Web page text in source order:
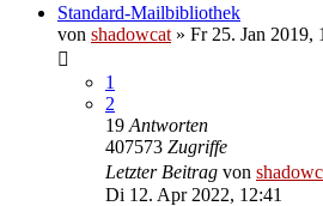
Standard-Mailbibliothek
von shadowcat » Fr 25. Jan 2019,
1
2
19 Antworten
407573 Zugriffe
Letzter Beitrag von
Di 12. Apr 2022, 12:41